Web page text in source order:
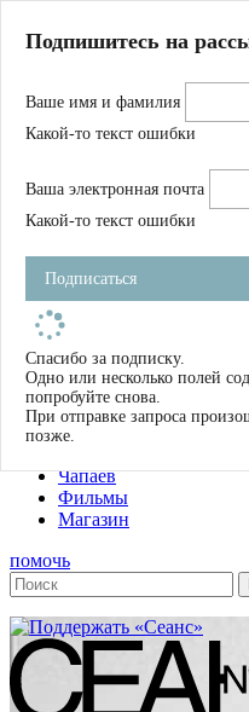
Магазин
Журнал
Школа
Устав
Фильмы
Имена
Тэги
О нас
Журнал
Книги
Чапаев
Фильмы
Магазин
помочь
Подпишитесь на
Ваше имя и фамилия
Какой-то текст ошибки
Ваша электронная почта
Какой-то текст ошибки
Подписаться
Спасибо за подписку.
Одно или несколько полей
попробуйте снова.
При отправке запроса
позже.